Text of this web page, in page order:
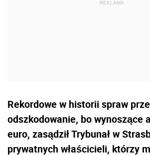
Rekordowe w historii spraw
odszkodowanie, bo wynoszące
euro, zasądził Trybunał w
prywatnych właścicieli, którzy